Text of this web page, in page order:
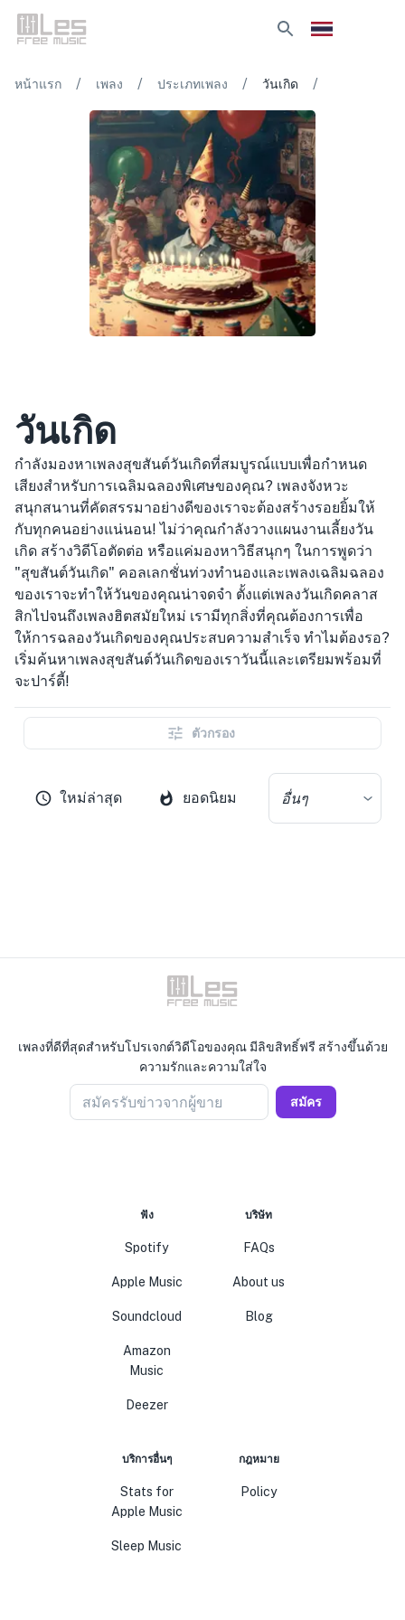
หน้าแรก / เพลง / ประเภทเพลง / วันเกิด /
วันเกิด
กำลังมองหาเพลงสุขสันต์วันเกิดที่สมบูรณ์แบบเพื่อกำหนด
เสียงสำหรับการเฉลิมฉลองพิเศษของคุณ? เพลงจังหวะ
สนุกสนานที่คัดสรรมาอย่างดีของเราจะต้องสร้างรอยยิ้มให้
กับทุกคนอย่างแน่นอน! ไม่ว่าคุณกำลังวางแผนงานเลี้ยงวัน
เกิด สร้างวิดีโอตัดต่อ หรือแค่มองหาวิธีสนุกๆ ในการพูดว่า
"สุขสันต์วันเกิด" คอลเลกชั่นท่วงทำนองและเพลงเฉลิมฉลอง
ของเราจะทำให้วันของคุณน่าจดจำ ตั้งแต่เพลงวันเกิดคลาส
สิกไปจนถึงเพลงฮิตสมัยใหม่ เรามีทุกสิ่งที่คุณต้องการเพื่อ
ให้การฉลองวันเกิดของคุณประสบความสำเร็จ ทำไมต้องรอ?
เริ่มค้นหาเพลงสุขสันต์วันเกิดของเราวันนี้และเตรียมพร้อมที่
จะปาร์ตี้!
ตัวกรอง
ใหม่ล่าสุด ยอดนิยม อื่นๆ
เพลงที่ดีที่สุดสำหรับโปรเจกต์วิดีโอของคุณ มีลิขสิทธิ์ฟรี สร้างขึ้นด้วย
ความรักและความใส่ใจ
สมัครรับข่าวจากผู้ขาย สมัคร
ฟัง
Spotify
Apple Music
Soundcloud
Amazon
Music
Deezer
บริษัท
FAQs
About us
Blog
บริการอื่นๆ
Stats for
Apple Music
Sleep Music
กฎหมาย
Policy